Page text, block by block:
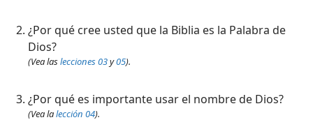
¿Por qué cree usted que la Biblia es la Palabra de
Dios?
(Vea laslecciones 03y05).
¿Por qué es importante usar el nombre de Dios?
(Vea lalección 04).